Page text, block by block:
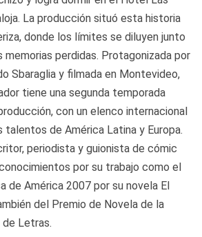
La producción situó esta historia
donde los límites se diluyen junto
memorias perdidas. Protagonizada por
Sbaraglia y filmada en Montevideo,
tiene una segunda temporada
con un elenco internacional
talentos de América Latina y Europa.
periodista y guionista de cómic
por su trabajo como el
de América 2007 por su novela El
del Premio de Novela de la
de Letras.